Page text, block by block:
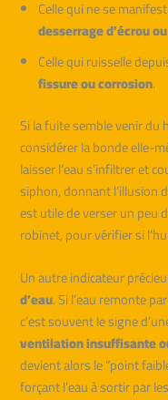
Celle qui ne se
desserrage d’écrou
Celle qui ruisselle
fissure ou corrosion.
Si la fuite semble venir du
considérer la bonde elle-
laisser l’eau s’infiltrer et
siphon, donnant l’illusion
est utile de verser un peu
robinet, pour vérifier si
Un autre indicateur
d’eau. Si l’eau remonte
c’est souvent le signe
ventilation insuffisante
devient alors le “point
forçant l’eau à sortir par